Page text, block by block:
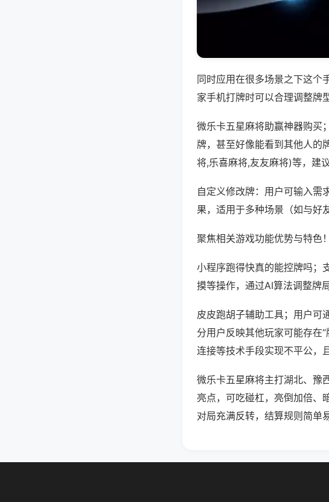
同时应用在很多场景之下这个
家手机打牌时可以合理调整牌
微乐卡五星麻将助赢神器购买
牌，甚至好像能看到其他人的
将,乐喜麻将,友友麻将)等，建
自定义修改牌：用户可输入需
果，适用于多种场景（如与好
聚焦相关游戏功能优势与特色！
小程序跑得快真的能控牌吗；
摸等操作，通过AI算法调整牌
皮皮跑胡子辅助工具；用户可
分用户反映其他玩家可能存在
连接等技术手段实现不平公，
微乐卡五星麻将主打湖北、豫
亮点，可吃碰杠，亮倒加倍、
对局充满反转，结算规则简单